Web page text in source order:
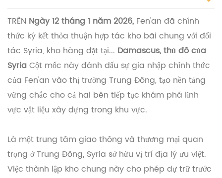
TRÊN Ngày 12 tháng 1 năm 2026, Fen'an đã chính
thức ký kết thỏa thuận hợp tác kho bãi chung với đối
tác Syria, kho hàng đặt tại... Damascus, thủ đô của
SyriaCột mốc này đánh dấu sự gia nhập chính thức
của Fen'an vào thị trường Trung Đông, tạo nền tảng
vững chắc cho cả hai bên tiếp tục khám phá lĩnh
vực vật liệu xây dựng trong khu vực.
Là một trung tâm giao thông và thương mại quan
trọng ở Trung Đông, Syria sở hữu vị trí địa lý ưu việt.
Việc thành lập kho chung này cho phép dự trữ trước